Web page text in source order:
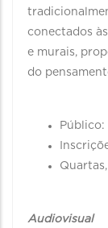
conectados
e murais,
do
Público:
Quartas,
Audiovisual